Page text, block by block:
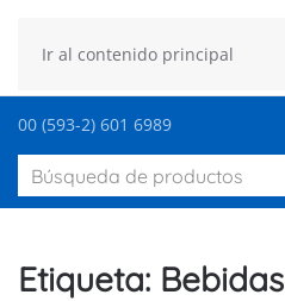
Ir al contenido principal
00 (593-2) 601 6989
Etiqueta: Bebidas